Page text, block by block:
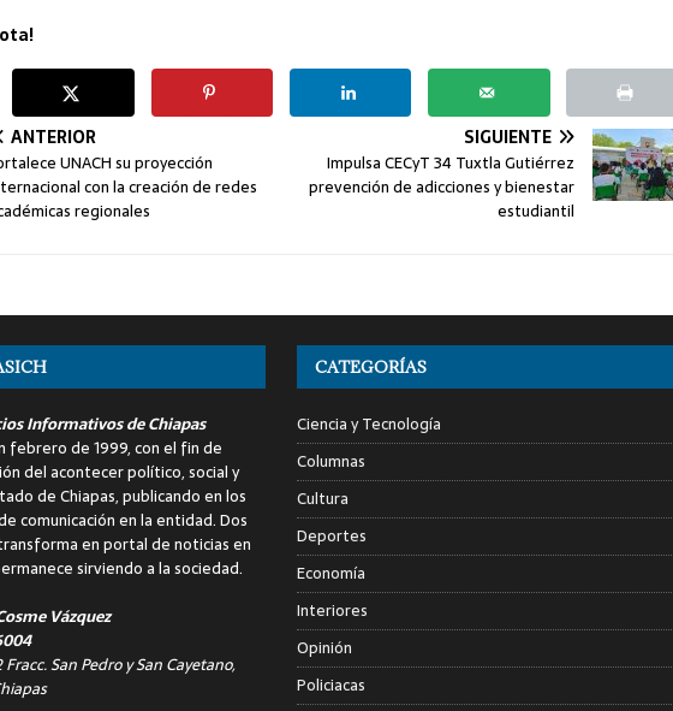
ANTERIOR
UNACH su proyección
con la creación de redes
regionales
SIGUIENTE
Impulsa CECyT 34 Tuxtla Gutiérrez
prevención de adicciones y bienestar
estudiantil
Informativos de Chiapas
febrero de 1999, con el fin de
del acontecer político, social y
de Chiapas, publicando en los
comunicación en la entidad. Dos
en portal de noticias en
sirviendo a la sociedad.
Vázquez
San Pedro y San Cayetano,
CATEGORÍAS
Ciencia y Tecnología
Columnas
Cultura
Deportes
Economía
Interiores
Opinión
Policiacas